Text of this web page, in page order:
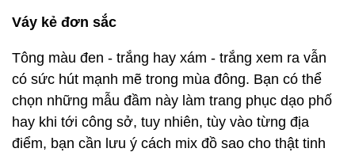
Váy kẻ đơn sắc
Tông màu đen - trắng hay xám - trắng xem ra vẫn
có sức hút mạnh mẽ trong mùa đông. Bạn có thể
chọn những mẫu đầm này làm trang phục dạo phố
hay khi tới công sở, tuy nhiên, tùy vào từng địa
điểm, bạn cần lưu ý cách mix đồ sao cho thật tinh